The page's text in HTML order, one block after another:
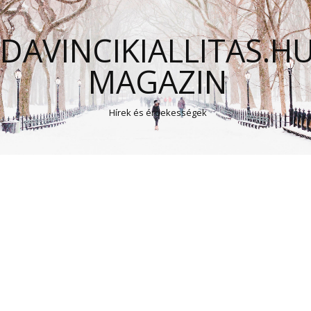
MAGAZIN
Hírek és érdekességek